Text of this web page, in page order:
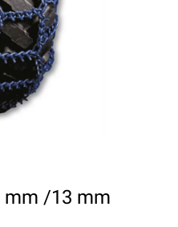
mm /13 mm